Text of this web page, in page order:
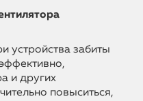
устройства забиты
и других
повыситься,